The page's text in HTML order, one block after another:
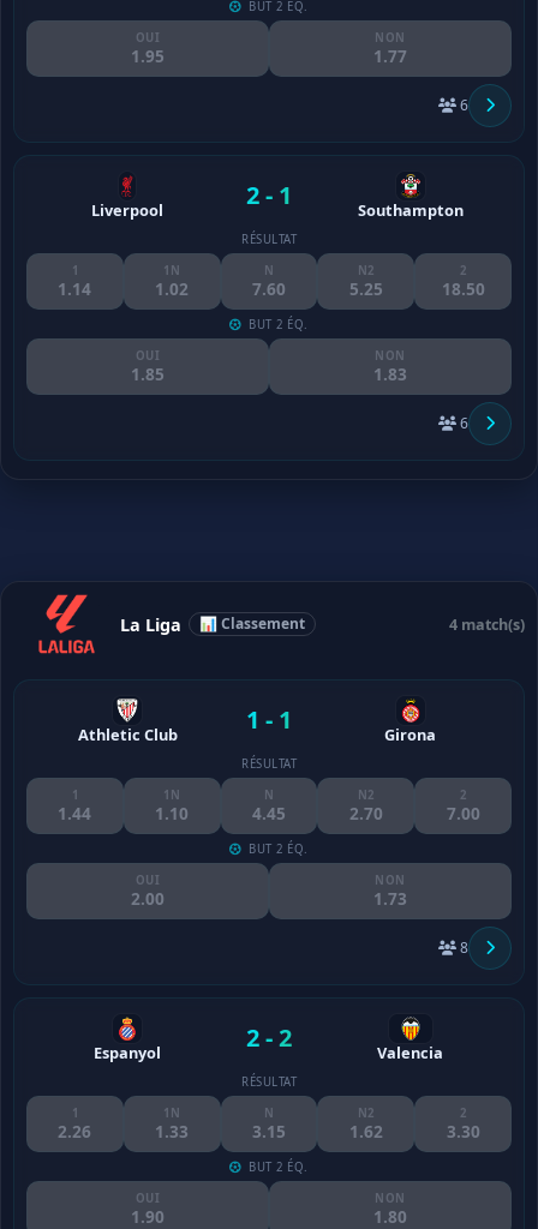
BUT 2 ÉQ.
OUI
1.95
NON
1.77
6
Liverpool 2 - 1 Southampton
RÉSULTAT
1
1.14
1N
1.02
N
7.60
N2
5.25
2
18.50
BUT 2 ÉQ.
OUI
1.85
NON
1.83
6
La Liga 📊 Classement 4 match(s)
Athletic Club 1 - 1 Girona
RÉSULTAT
1
1.44
1N
1.10
N
4.45
N2
2.70
2
7.00
BUT 2 ÉQ.
OUI
2.00
NON
1.73
8
Espanyol 2 - 2 Valencia
RÉSULTAT
1
2.26
1N
1.33
N
3.15
N2
1.62
2
3.30
BUT 2 ÉQ.
OUI
1.90
NON
1.80